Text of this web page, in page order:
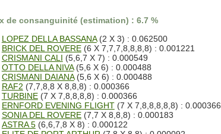
de consanguinité (estimation) : 6.7 %
LOPEZ DELLA BASSANA(2 X 3) : 0.062500
BRICK DEL ROVERE(6 X 7,7,7,8,8,8,8) : 0.001221
CRISMANI CALI (5,6,7 X 7) : 0.000549
OTTO DELLA NIVA(5,6 X 6) : 0.000488
CRISMANI DAIANA(5,6 X 6) : 0.000488
RAF2 (7,7,8,8 X 8,8,8) : 0.000366
TURBINE(7 X 7,8,8,8,8) : 0.000366
ERNFORD EVENING FLIGHT(7 X 7,8,8,8,8,8) : 0.000366
SONIA DEL ROVERE(7,7 X 8,8,8) : 0.000183
ASTRA 5(6,6,7,8 X 8) : 0.000122